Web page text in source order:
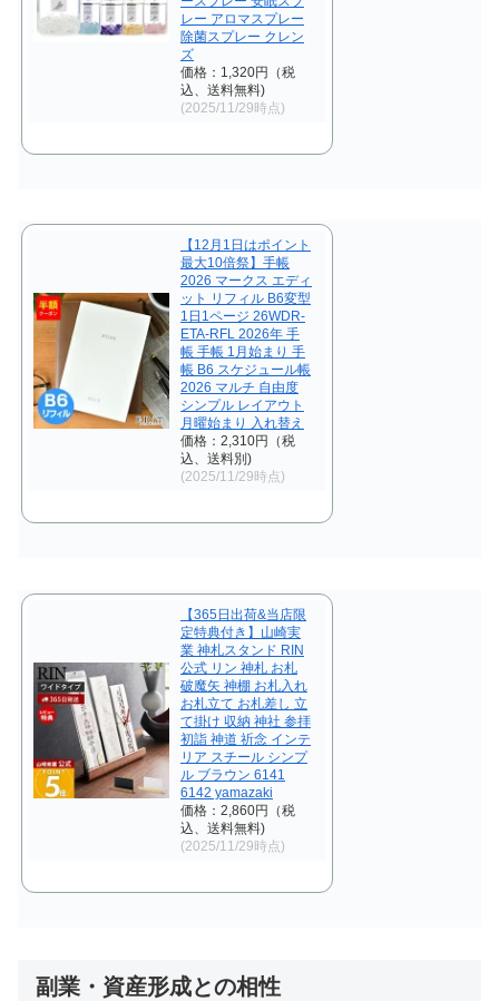
レー アロマスプレー
除菌スプレー クレン
ズ
価格：1,320円（税
込、送料無料)
(2025/11/29時点)
【12月1日はポイント
最大10倍祭】手帳
2026 マークス エディ
ット リフィル B6変型
1日1ページ 26WDR-
ETA-RFL 2026年 手
帳 手帳 1月始まり 手
帳 B6 スケジュール帳
2026 マルチ 自由度
シンプル レイアウト
月曜始まり 入れ替え
価格：2,310円（税
込、送料別)
(2025/11/29時点)
【365日出荷&当店限
定特典付き】山崎実
業 神札スタンド RIN
公式 リン 神札 お札
破魔矢 神棚 お札入れ
お札立て お札差し 立
て掛け 収納 神社 参拝
初詣 神道 祈念 インテ
リア スチール シンプ
ル ブラウン 6141
6142 yamazaki
価格：2,860円（税
込、送料無料)
(2025/11/29時点)
副業・資産形成との相性